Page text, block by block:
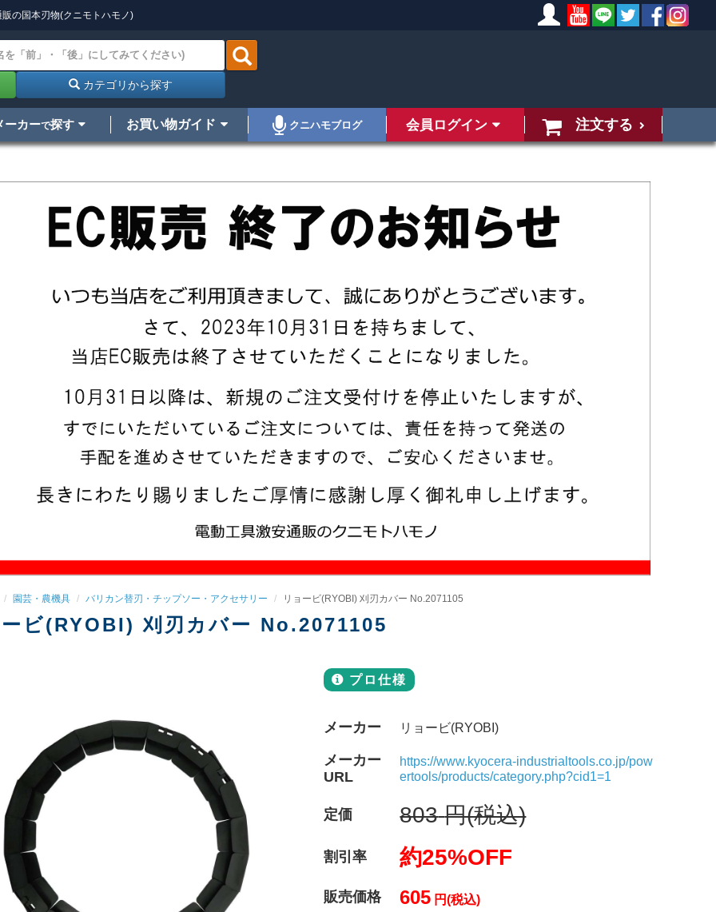
の国本刃物(クニモトハモノ)
カテゴリから探す
ーカーで探す お買い物ガイド クニハモブログ 会員ログイン 注文する
園芸・農機具 バリカン替刃・チップソー・アクセサリー リョービ(RYOBI) 刈刃カバー No.2071105
ビ(RYOBI) 刈刃カバー No.2071105
プロ仕様
メーカー リョービ(RYOBI)
メーカー
URL
https://www.kyocera-industrialtools.co.jp/pow
ertools/products/category.php?cid1=1
定価 803 円(税込)
割引率 約25%OFF
販売価格 605 円(税込)